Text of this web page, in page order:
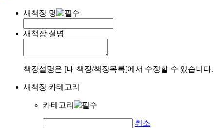
새책장 명
새책장 설명
책장설명은 [내 책장/책장목록]에서 수정할 수 있습니다.
새책장 카테고리
카테고리
취소